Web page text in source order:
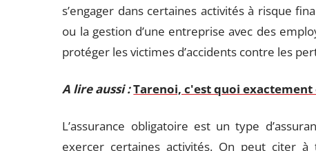
s’engager dans certaines activités à risque
ou la gestion d’une entreprise avec des
protéger les victimes d’accidents contre les
A lire aussi :Tarenoi, c'est quoi exactement
L’assurance obligatoire est un type
exercer certaines activités. On peut citer à